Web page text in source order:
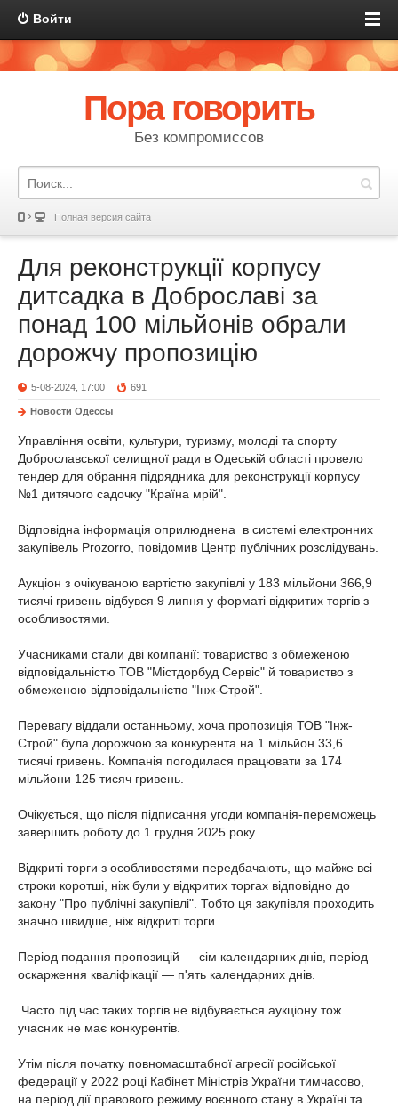
Войти
Пора говорить
Без компромиссов
Полная версия сайта
Для реконструкції корпусу
дитсадка в Доброславі за
понад 100 мільйонів обрали
дорожчу пропозицію
5-08-2024, 17:00 691
Новости Одессы
Управління освіти, культури, туризму, молоді та спорту
Доброславської селищної ради в Одеській області провело
тендер для обрання підрядника для реконструкції корпусу
№1 дитячого садочку "Країна мрій".
Відповідна інформація оприлюднена в системі електронних
закупівель Prozorro, повідомив Центр публічних розслідувань.
Аукціон з очікуваною вартістю закупівлі у 183 мільйони 366,9
тисячі гривень відбувся 9 липня у форматі відкритих торгів з
особливостями.
Учасниками стали дві компанії: товариство з обмеженою
відповідальністю ТОВ "Містдорбуд Сервіс" й товариство з
обмеженою відповідальністю "Інж-Строй".
Перевагу віддали останньому, хоча пропозиція ТОВ "Інж-
Строй" була дорожчою за конкурента на 1 мільйон 33,6
тисячі гривень. Компанія погодилася працювати за 174
мільйони 125 тисяч гривень.
Очікується, що після підписання угоди компанія-переможець
завершить роботу до 1 грудня 2025 року.
Відкриті торги з особливостями передбачають, що майже всі
строки коротші, ніж були у відкритих торгах відповідно до
закону "Про публічні закупівлі". Тобто ця закупівля проходить
значно швидше, ніж відкриті торги.
Період подання пропозицій — сім календарних днів, період
оскарження кваліфікації — п'ять календарних днів.
Часто під час таких торгів не відбувається аукціону тож
учасник не має конкурентів.
Утім після початку повномасштабної агресії російської
федерації у 2022 році Кабінет Міністрів України тимчасово,
на період дії правового режиму воєнного стану в Україні та